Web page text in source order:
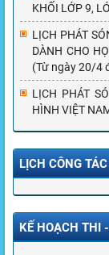
KHỐI LỚP 9,
LỊCH PHÁT
DÀNH CHO
(Từ ngày 20/4
LỊCH PHÁT
HÌNH VIỆT
LỊCH CÔNG
KẾ HOẠCH THI